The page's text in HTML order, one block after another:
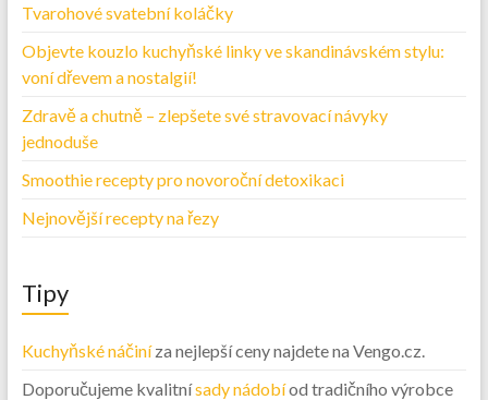
Tvarohové svatební koláčky
Objevte kouzlo kuchyňské linky ve skandinávském stylu:
voní dřevem a nostalgií!
Zdravě a chutně – zlepšete své stravovací návyky
jednoduše
Smoothie recepty pro novoroční detoxikaci
Nejnovější recepty na řezy
Tipy
Kuchyňské náčiníza nejlepší ceny najdete na Vengo.cz.
Doporučujeme kvalitnísady nádobíod tradičního výrobce